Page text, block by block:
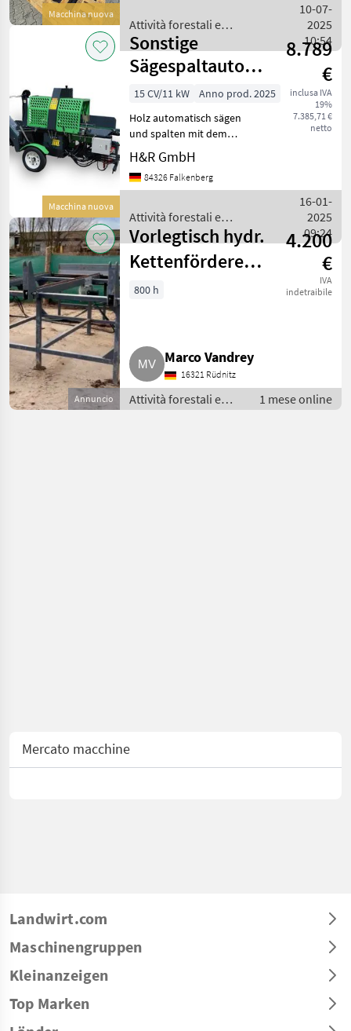
Macchina nuova
Knopfdruck oder 2-Hand-
Bedienung
Attività forestali e
lavorazione del legno /
Posch
10-07-
2025
10:54
Macchina nuova
Sonstige
Sägespaltautomat
(2025) auf
Anhänger
8.789
€
inclusa IVA
19%
7.385,71 €
netto
15 CV/11 kW
Anno prod. 2025
Holz automatisch sägen
und spalten mit dem
RM480-B von H&R. Der H&R
Holz Spaltautomat RM480-
B ist der ideale Helfer für
Brennholzaufbereitung.
Das neue Mod
H&R GmbH
84326 Falkenberg
Attività forestali e
lavorazione del legno /
Sonstige
16-01-
2025
09:24
Annuncio
Vorlegtisch hydr.
Kettenförderer
Brennholz
4.200
€
IVA
indetraibile
800 h
Marco Vandrey
16321 Rüdnitz
Attività forestali e
lavorazione del legno
1 mese online
Mercato macchine
Landwirt.com
Maschinengruppen
Kleinanzeigen
Top Marken